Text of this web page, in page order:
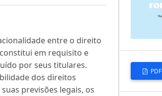
entre o direito
em requisito e
por seus titulares.
dos direitos
previsões legais, os
PDF